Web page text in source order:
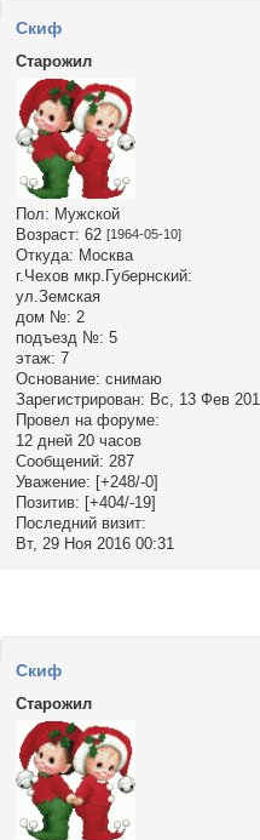
Cкиф
Старожил
Пол: Мужской
Возраст: 62 [1964-05-10]
Откуда: Москва
г.Чехов мкр.Губернский:
ул.Земская
дом №: 2
подъезд №: 5
этаж: 7
Основание: снимаю
Зарегистрирован: Вс, 13 Фев
Провел на форуме:
12 дней 20 часов
Сообщений: 287
Уважение: [+248/-0]
Позитив: [+404/-19]
Последний визит:
Вт, 29 Ноя 2016 00:31
Cкиф
Старожил